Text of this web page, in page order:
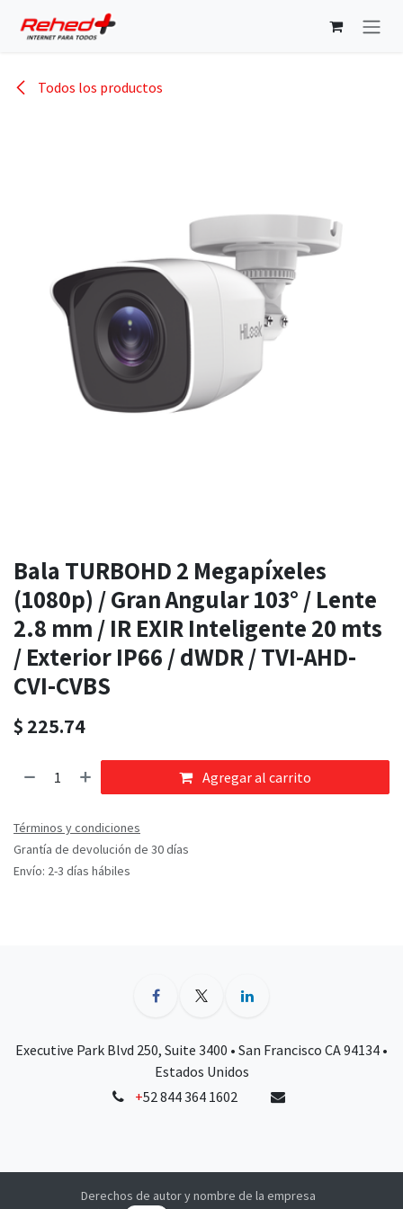
Todos los productos
Bala TURBOHD 2 Megapíxeles
(1080p) / Gran Angular 103° / Lente
2.8 mm / IR EXIR Inteligente 20 mts
/ Exterior IP66 / dWDR / TVI-AHD-
CVI-CVBS
$ 225.74
Agregar al carrito
Términos y condiciones
Grantía de devolución de 30 días
Envío: 2-3 días hábiles
Executive Park Blvd 250, Suite 3400 • San Francisco CA 94134 •
Estados Unidos
+52 844 364 1602
Derechos de autor y nombre de la empresa